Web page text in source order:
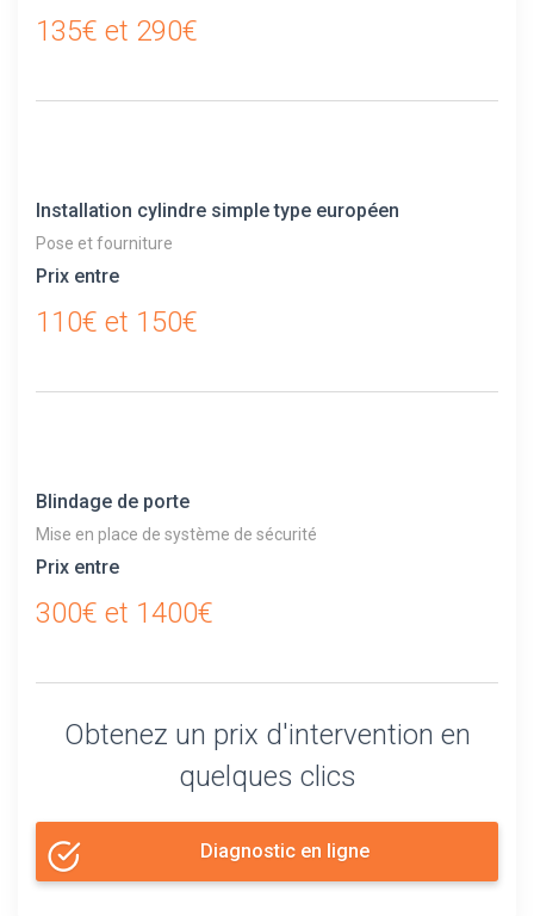
135€ et 290€
Installation cylindre simple type européen
Pose et fourniture
Prix entre
110€ et 150€
Blindage de porte
Mise en place de système de sécurité
Prix entre
300€ et 1400€
Obtenez un prix d'intervention en
quelques clics
Diagnostic en ligne